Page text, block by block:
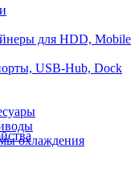
для HDD, Mobile
USB-Hub, Dock
охлаждения